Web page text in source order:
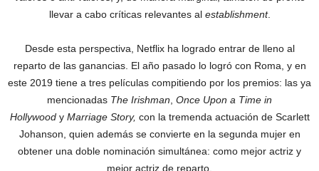
llevar a cabo críticas relevantes al establishment.
Desde esta perspectiva, Netflix ha logrado entrar de lleno al
reparto de las ganancias. El año pasado lo logró con Roma, y en
este 2019 tiene a tres películas compitiendo por los premios: las ya
mencionadas The Irishman Once Upon a Time in
Hollywoody Marriage Story, con la tremenda actuación de Scarlett
Johanson, quien además se convierte en la segunda mujer en
obtener una doble nominación simultánea: como mejor actriz y
mejor actriz de reparto.